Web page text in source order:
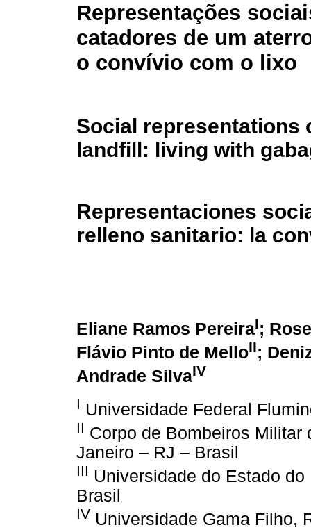
Representações
catadores de um
o convívio com o lixo
Social representations
landfill: living with
Representaciones
relleno sanitario: la
Eliane Ramos PereiraI;
Flávio Pinto de MelloII;
Andrade SilvaIV
I Universidade Federal
II Corpo de Bombeiros Militar
Janeiro – RJ – Brasil
III Universidade do Estado
Brasil
IV Universidade Gama Filho,